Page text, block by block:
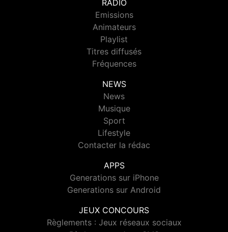
RADIO
Emissions
Animateurs
Playlist
Titres diffusés
Fréquences
NEWS
News
Musique
Sport
Lifestyle
Contacter la rédac
APPS
Generations sur iPhone
Generations sur Android
JEUX CONCOURS
Règlements : Jeux réseaux sociaux